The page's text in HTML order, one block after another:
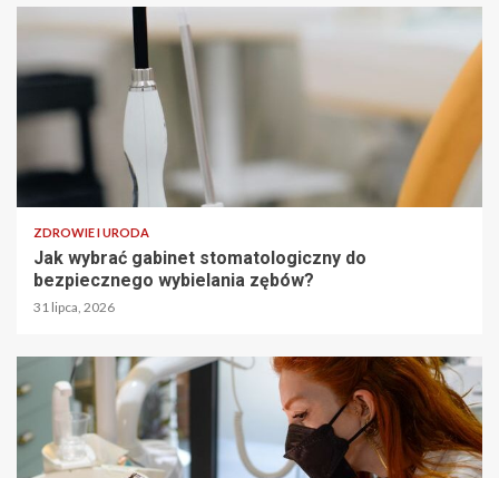
ZDROWIE I URODA
Jak wybrać gabinet stomatologiczny do
bezpiecznego wybielania zębów?
31 lipca, 2026